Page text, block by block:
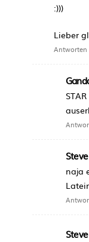
:)))
Lieber
Antworten
Steve
naja
Steve